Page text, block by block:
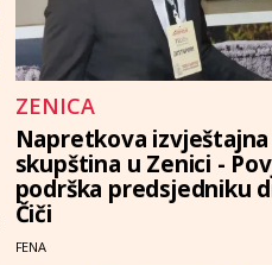
ZENICA
Napretkova izvještajna
skupština u Zenici -
podrška predsjedniku
Čiči
FENA